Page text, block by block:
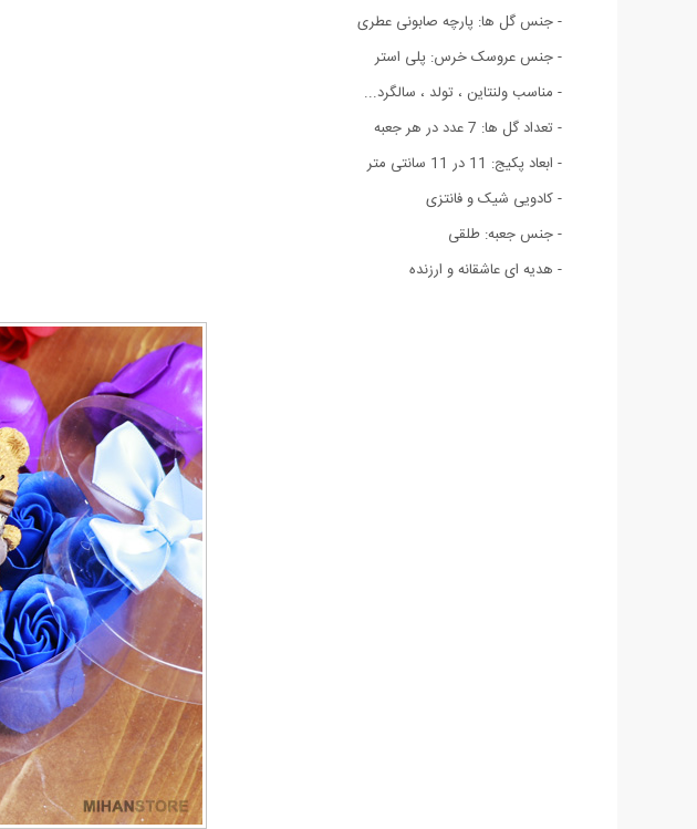
- جنس گل ها: پارچه صابونی عطری
- جنس عروسک خرس: پلی استر
- مناسب ولنتاین ، تولد ، سالگرد‏.‏‏.‏‏.‏
- تعداد گل ها: 7 عدد در هر جعبه
- ابعاد پکیج: 11 در 11 سانتی متر
- کادویی شیک و فانتزی
- جنس جعبه: طلقی
- هدیه ای عاشقانه و ارزنده